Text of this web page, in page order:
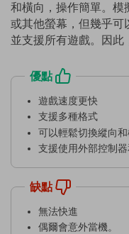
和橫向，操作簡單。模
或其他螢幕，但幾乎可
並支援所有遊戲。因此
優點
遊戲速度更快
支援多種格式
可以輕鬆切換縱向和
支援使用外部控制器
缺點
無法快進
偶爾會意外當機。